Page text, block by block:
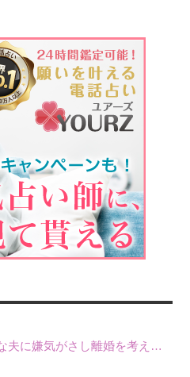
私は結婚しています。傲慢な夫に嫌気がさし離婚を考えていたときに、彼と出会いました。彼には恋人がいましたが、話をするうちに、夫とのことを相談するようにな